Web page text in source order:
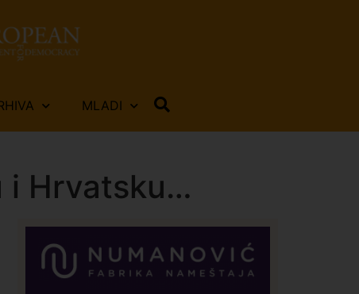
MLADI
i Hrvatsku…